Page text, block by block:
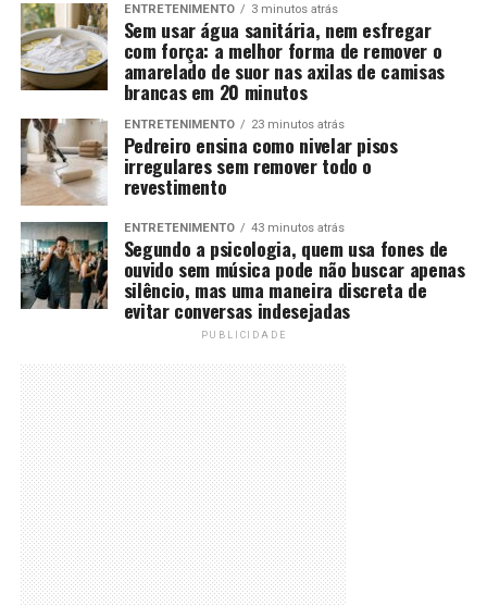
ENTRETENIMENTO 3 minutos atrás
Sem usar água sanitária, nem esfregar
com força: a melhor forma de remover o
amarelado de suor nas axilas de camisas
brancas em 20 minutos
ENTRETENIMENTO 23 minutos atrás
Pedreiro ensina como nivelar pisos
irregulares sem remover todo o
revestimento
ENTRETENIMENTO 43 minutos atrás
Segundo a psicologia, quem usa fones de
ouvido sem música pode não buscar apenas
silêncio, mas uma maneira discreta de
evitar conversas indesejadas
PUBLICIDADE